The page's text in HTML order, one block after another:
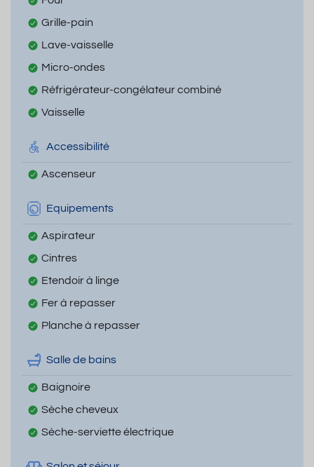
Grille-pain
Lave-vaisselle
Micro-ondes
Réfrigérateur-congélateur combiné
Vaisselle
Accessibilité
Ascenseur
Equipements
Aspirateur
Cintres
Etendoir à linge
Fer à repasser
Planche à repasser
Salle de bains
Baignoire
Sèche cheveux
Sèche-serviette électrique